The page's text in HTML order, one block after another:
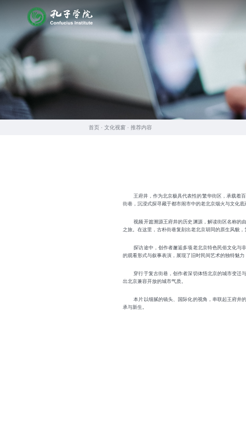
首页 · 文化视窗 · 推荐内容
王府井，作为北京极具代表性的繁华街区，承载着
街巷，沉浸式探寻藏于都市闹市中的老北京烟火与文化底
视频开篇溯源王府井的历史渊源，解读街区名称的
之旅。在这里，古朴街巷复刻出老北京胡同的原生风貌
探访途中，创作者邂逅多项老北京特色民俗文化与
的观看形式与叙事表演，展现了旧时民间艺术的独特魅
穿行于复古街巷，创作者深切体悟北京的城市变迁
出北京兼容开放的城市气质。
本片以细腻的镜头、国际化的视角，串联起王府井
承与新生。